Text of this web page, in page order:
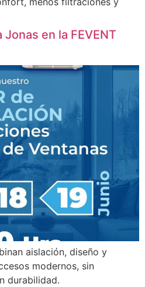
en la FEVENT
aislación, diseño y
modernos, sin
durabilidad.